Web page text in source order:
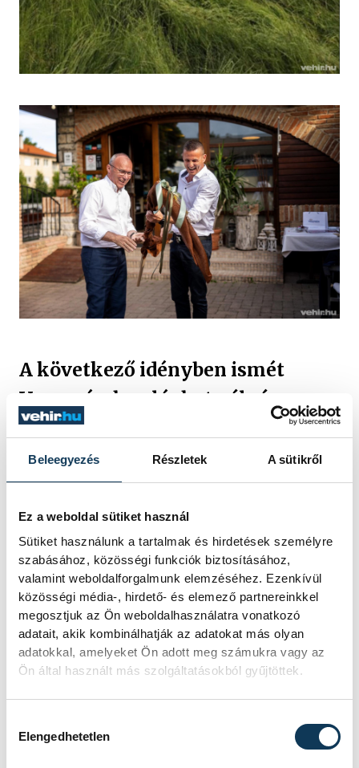
Beleegyezés Részletek A sütikről
Ez a weboldal sütiket használ
Sütiket használunk a tartalmak és hirdetések személyre
szabásához, közösségi funkciók biztosításához,
valamint weboldalforgalmunk elemzéséhez. Ezenkívül
közösségi média-, hirdető- és elemező partnereinkkel
megosztjuk az Ön weboldalhasználatra vonatkozó
adatait, akik kombinálhatják az adatokat más olyan
adatokkal, amelyeket Ön adott meg számukra vagy az
Ön által használt más szolgáltatásokból gyűjtöttek.
Elengedhetetlen
A következő idényben ismét
Veszprémben léphet pályára a
Practical
Szabó Péter ügyvezető elmondta, a
csapat június 24-én már a Városi
Stadionban kezdheti felkészülését,
majd ezt követően immár a hazai
bajnoki mérkőzéseit is Veszprémben
játszhatja. Szabó elismeréssel fordult
a városvezetők irányába, hiszen a
segítésük nélkül valószínüleg jövőre is
utazni kényszerülne a csapat, illetve a
szurkolók.